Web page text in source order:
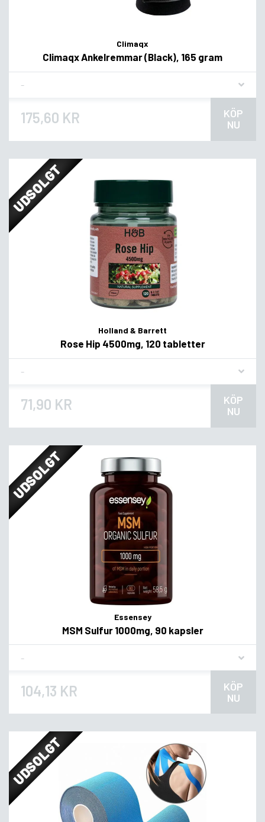
Climaqx
Climaqx Ankelremmar (Black), 165 gram
175,60 KR
KÖP
NU
UDSOLGT
Holland & Barrett
Rose Hip 4500mg, 120 tabletter
71,90 KR
KÖP
NU
UDSOLGT
Essensey
MSM Sulfur 1000mg, 90 kapsler
104,13 KR
KÖP
NU
UDSOLGT